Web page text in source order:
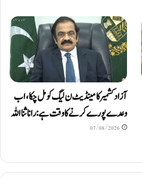
آزاد کشمیر کا مینڈیٹ ن لیگ کو مل چکا، اب
وعدے پورے کرنے کا وقت ہے: رانا ثنا اللہ
07/08/2026